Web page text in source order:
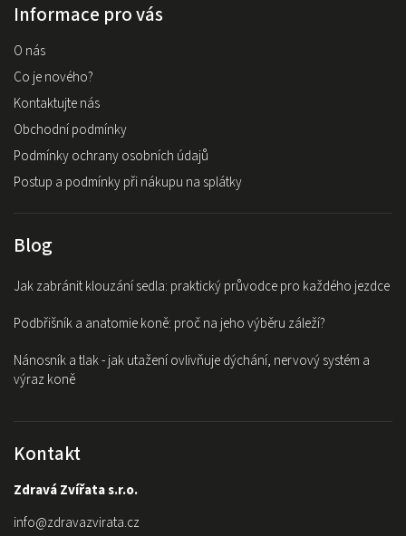
Informace pro vás
O nás
Co je nového?
Kontaktujte nás
Obchodní podmínky
Podmínky ochrany osobních údajů
Postup a podmínky při nákupu na splátky
Blog
Jak zabránit klouzání sedla: praktický průvodce pro každého jezdce
Podbřišník a anatomie koně: proč na jeho výběru záleží?
Nánosník a tlak - jak utažení ovlivňuje dýchání, nervový systém a
výraz koně
Kontakt
Zdravá Zvířata s.r.o.
info@zdravazvirata.cz